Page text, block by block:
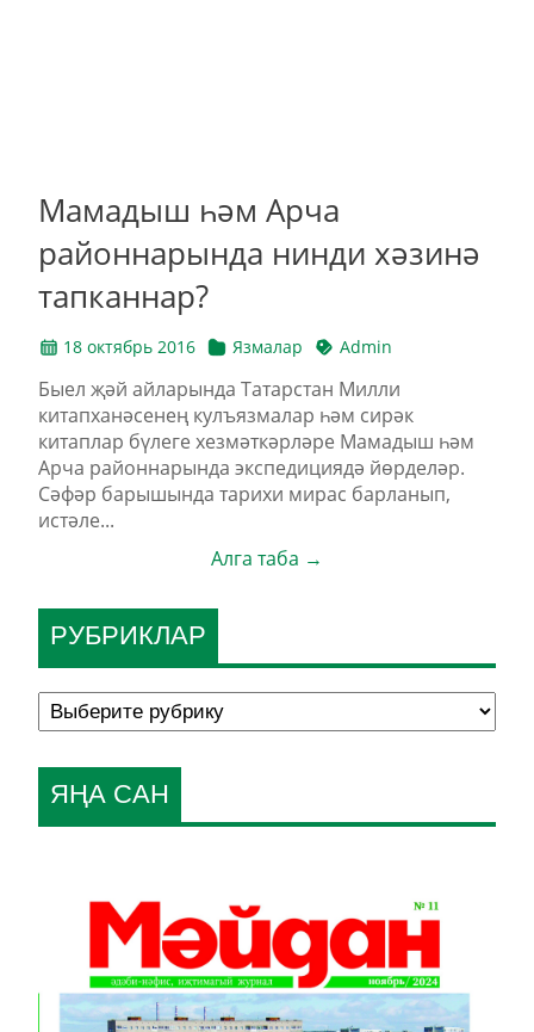
Мамадыш һәм Арча
районнарында нинди хәзинә
тапканнар?
18 октябрь 2016 Язмалар Admin
Быел җәй айларында Татарстан Милли
китапханәсенең кулъязмалар һәм сирәк
китаплар бүлеге хезмәткәрләре Мамадыш һәм
Арча районнарында экспедициядә йөрделәр.
Сәфәр барышында тарихи мирас барланып,
истәле...
Алга таба →
РУБРИКЛАР
ЯҢА САН